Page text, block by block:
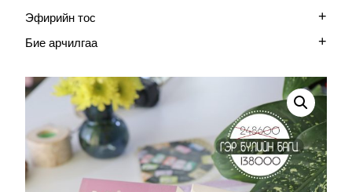
Эфирийн тос +
Бие арчилгаа +